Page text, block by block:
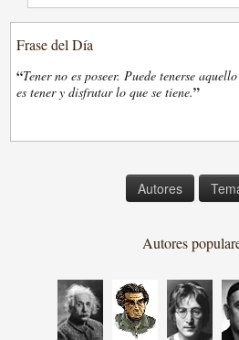
Frase del Día
“Tener no es poseer. Puede tenerse
es tener y disfrutar lo que se tiene.”
Autores
Autores